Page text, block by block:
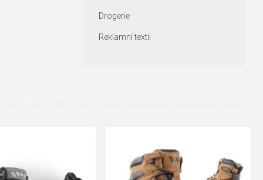
Drogerie
Reklamní textil